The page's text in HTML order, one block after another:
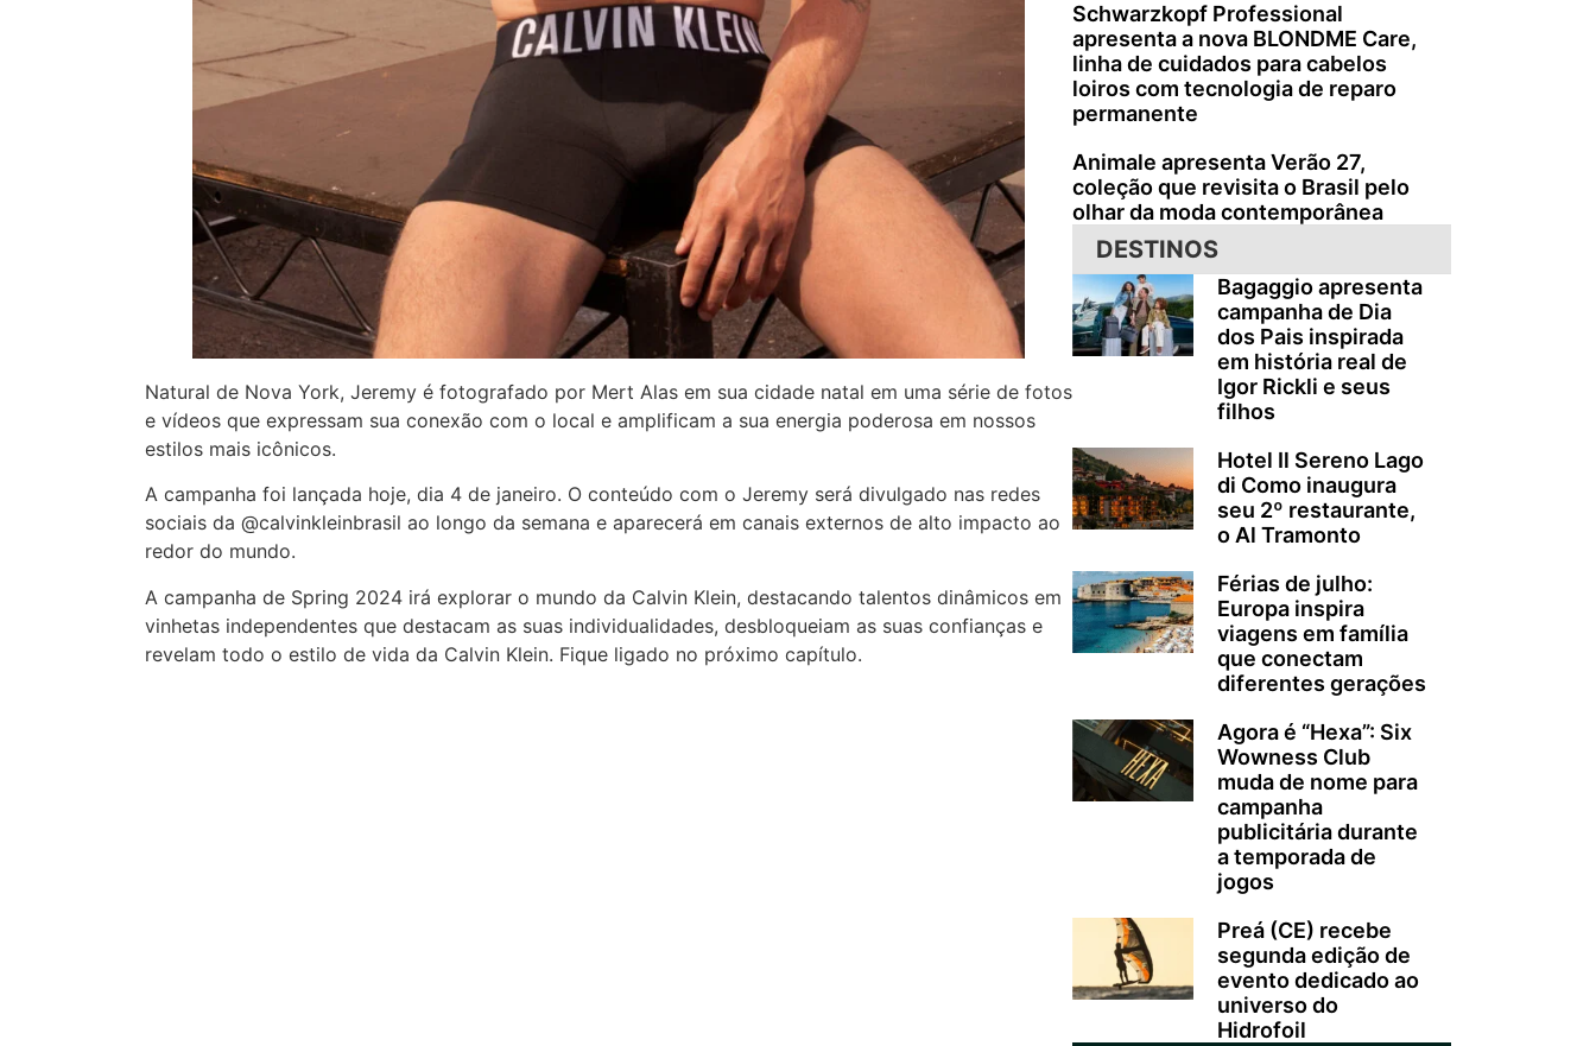
Natural de Nova York, Jeremy é fotografado por Mert Alas em sua cidade natal em uma série de fotos
e vídeos que expressam sua conexão com o local e amplificam a sua energia poderosa em nossos
estilos mais icônicos.
A campanha foi lançada hoje, dia 4 de janeiro. O conteúdo com o Jeremy será divulgado nas redes
sociais da @calvinkleinbrasil ao longo da semana e aparecerá em canais externos de alto impacto ao
redor do mundo.
A campanha de Spring 2024 irá explorar o mundo da Calvin Klein, destacando talentos dinâmicos em
vinhetas independentes que destacam as suas individualidades, desbloqueiam as suas confianças e
revelam todo o estilo de vida da Calvin Klein. Fique ligado no próximo capítulo.
Schwarzkopf Professional
apresenta a nova BLONDME Care,
linha de cuidados para cabelos
loiros com tecnologia de reparo
permanente
Animale apresenta Verão 27,
coleção que revisita o Brasil pelo
olhar da moda contemporânea
DESTINOS
Bagaggio apresenta
campanha de Dia
dos Pais inspirada
em história real de
Igor Rickli e seus
filhos
Hotel Il Sereno Lago
di Como inaugura
seu 2º restaurante,
o Al Tramonto
Férias de julho:
Europa inspira
viagens em família
que conectam
diferentes gerações
Agora é “Hexa”: Six
Wowness Club
muda de nome para
campanha
publicitária durante
a temporada de
jogos
Preá (CE) recebe
segunda edição de
evento dedicado ao
universo do
Hidrofoil